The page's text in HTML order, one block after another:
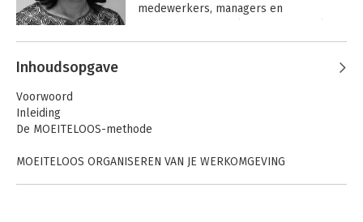
Experttips voor
Moeiteloos Werken
medewerkers, managers en
te (leren) werken.
Andere boeken door Lisette
Beijnes-de Boer
Inhoudsopgave
Voorwoord
Inleiding
De MOEITELOOS-methode
MOEITELOOS ORGANISEREN VAN JE WERKOMGEVING